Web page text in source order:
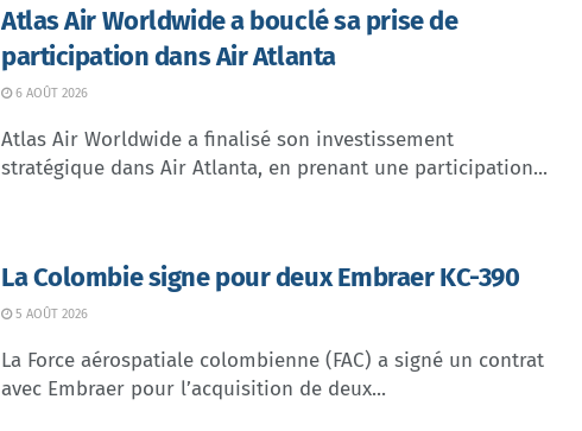
Atlas Air Worldwide a bouclé sa prise de
participation dans Air Atlanta
6 AOÛT 2026
Atlas Air Worldwide a finalisé son investissement
stratégique dans Air Atlanta, en prenant une participation...
La Colombie signe pour deux Embraer KC-390
5 AOÛT 2026
La Force aérospatiale colombienne (FAC) a signé un contrat
avec Embraer pour l’acquisition de deux...